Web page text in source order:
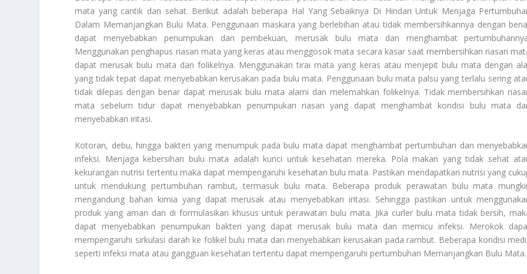
mata yang cantik dan sehat. Berikut adalah beberapa Hal Yang Sebaiknya Di Hindari Untuk Menjaga
Dalam Memanjangkan Bulu Mata. Penggunaan maskara yang berlebihan atau tidak membersihkannya dengan
dapat menyebabkan penumpukan dan pembekuan, merusak bulu mata dan menghambat
Menggunakan penghapus riasan mata yang keras atau menggosok mata secara kasar saat membersihkan riasan
dapat merusak bulu mata dan folikelnya. Menggunakan tirai mata yang keras atau menjepit bulu mata dengan
yang tidak tepat dapat menyebabkan kerusakan pada bulu mata. Penggunaan bulu mata palsu yang terlalu sering
tidak dilepas dengan benar dapat merusak bulu mata alami dan melemahkan folikelnya. Tidak membersihkan
mata sebelum tidur dapat menyebabkan penumpukan riasan yang dapat menghambat kondisi bulu mata
menyebabkan iritasi.
Kotoran, debu, hingga bakteri yang menumpuk pada bulu mata dapat menghambat pertumbuhan dan
infeksi. Menjaga kebersihan bulu mata adalah kunci untuk kesehatan mereka. Pola makan yang tidak sehat
kekurangan nutrisi tertentu maka dapat mempengaruhi kesehatan bulu mata. Pastikan mendapatkan nutrisi yang
untuk mendukung pertumbuhan rambut, termasuk bulu mata. Beberapa produk perawatan bulu mata
mengandung bahan kimia yang dapat merusak atau menyebabkan iritasi. Sehingga pastikan untuk
produk yang aman dan di formulasikan khusus untuk perawatan bulu mata. Jika curler bulu mata tidak bersih,
dapat menyebabkan penumpukan bakteri yang dapat merusak bulu mata dan memicu infeksi. Merokok
mempengaruhi sirkulasi darah ke folikel bulu mata dan menyebabkan kerusakan pada rambut. Beberapa kondisi
seperti infeksi mata atau gangguan kesehatan tertentu dapat mempengaruhi pertumbuhan Memanjangkan Bulu Mata.